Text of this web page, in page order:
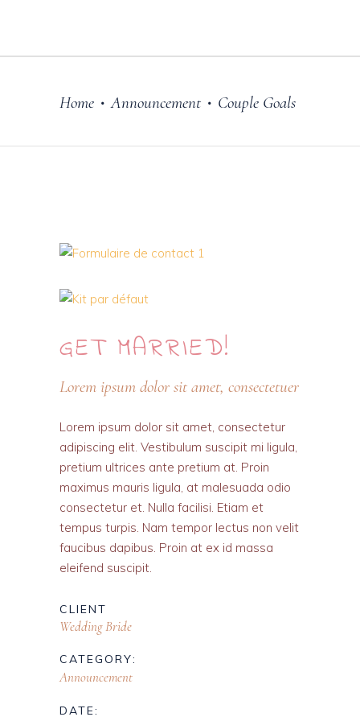
Home • Announcement • Couple Goals
GET MARRIED!
Lorem ipsum dolor sit amet, consectetuer
Lorem ipsum dolor sit amet, consectetur
adipiscing elit. Vestibulum suscipit mi ligula,
pretium ultrices ante pretium at. Proin
maximus mauris ligula, at malesuada odio
consectetur et. Nulla facilisi. Etiam et
tempus turpis. Nam tempor lectus non velit
faucibus dapibus. Proin at ex id massa
eleifend suscipit.
CLIENT
Wedding Bride
CATEGORY:
Announcement
DATE: